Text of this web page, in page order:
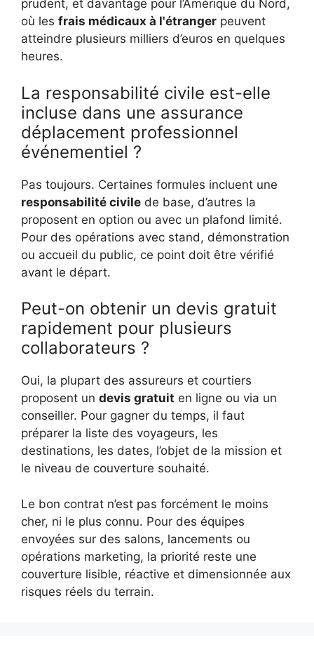
prudent, et davantage pour l’Amérique du Nord,
où les frais médicaux à l'étranger peuvent
atteindre plusieurs milliers d’euros en quelques
heures.
La responsabilité civile est-elle
incluse dans une assurance
déplacement professionnel
événementiel ?
Pas toujours. Certaines formules incluent une
responsabilité civile de base, d’autres la
proposent en option ou avec un plafond limité.
Pour des opérations avec stand, démonstration
ou accueil du public, ce point doit être vérifié
avant le départ.
Peut-on obtenir un devis gratuit
rapidement pour plusieurs
collaborateurs ?
Oui, la plupart des assureurs et courtiers
proposent un devis gratuit en ligne ou via un
conseiller. Pour gagner du temps, il faut
préparer la liste des voyageurs, les
destinations, les dates, l’objet de la mission et
le niveau de couverture souhaité.
Le bon contrat n’est pas forcément le moins
cher, ni le plus connu. Pour des équipes
envoyées sur des salons, lancements ou
opérations marketing, la priorité reste une
couverture lisible, réactive et dimensionnée aux
risques réels du terrain.